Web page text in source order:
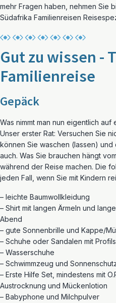
mehr Fragen haben, nehmen Sie
Südafrika Familienreisen
Gut zu wissen -
Familienreise
Gepäck
Was nimmt man nun eigentlich auf
Unser erster Rat: Versuchen Sie
können Sie waschen (lassen)
auch. Was Sie brauchen hängt
während der Reise machen. Die
jeden Fall, wenn Sie mit Kindern
– leichte Baumwollkleidung
– Shirt mit langen Ärmeln und
Abend
– gute Sonnenbrille und Kappe/
– Schuhe oder Sandalen mit
– Wasserschuhe
– Schwimmzeug und
– Erste Hilfe Set, mindestens mit
Austrocknung und Mückenlotion
– Babyphone und Milchpulver